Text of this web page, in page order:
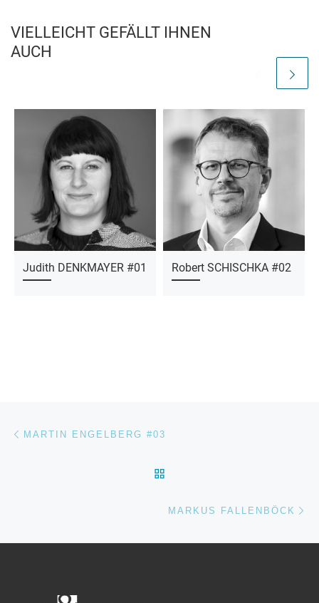
VIELLEICHT GEFÄLLT IHNEN
AUCH
Judith DENKMAYER #01 Robert SCHISCHKA #02
Beitragsnavigation
MARTIN ENGELBERG #03
MARKUS FALLENBÖCK